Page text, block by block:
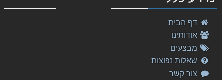
דף הבית
אודותינו
מבצעים
שאלות נפוצות
צור קשר
79.00 ₪
Donizetti, Maria Stuarda